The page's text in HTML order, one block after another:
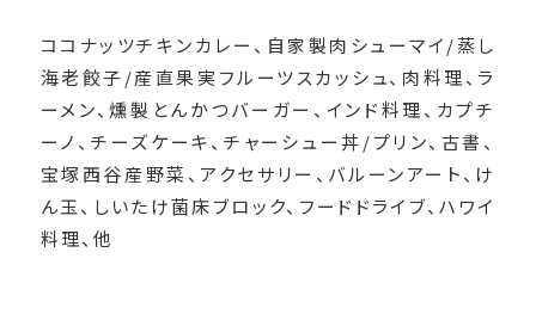
ココナッツチキンカレー、自家製肉シューマイ/蒸し
海老餃子/産直果実フルーツスカッシュ、肉料理、ラ
ーメン、燻製とんかつバーガー、インド料理、カプチ
ーノ、チーズケーキ、チャーシュー丼/プリン、古書、
宝塚西谷産野菜、アクセサリー、バルーンアート、け
ん玉、しいたけ菌床ブロック、フードドライブ、ハワイ
料理、他